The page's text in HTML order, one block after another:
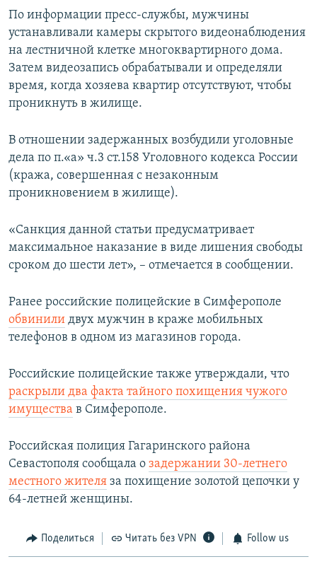
По информации пресс-службы, мужчины
устанавливали камеры скрытого видеонаблюдения
на лестничной клетке многоквартирного дома.
Затем видеозапись обрабатывали и определяли
время, когда хозяева квартир отсутствуют, чтобы
проникнуть в жилище.
В отношении задержанных возбудили уголовные
дела по п.«а» ч.3 ст.158 Уголовного кодекса России
(кража, совершенная с незаконным
проникновением в жилище).
«Санкция данной статьи предусматривает
максимальное наказание в виде лишения свободы
сроком до шести лет», – отмечается в сообщении.
Ранее российские полицейские в Симферополе
обвинили двух мужчин в краже мобильных
телефонов в одном из магазинов города.
Российские полицейские также утверждали, что
раскрыли два факта тайного похищения чужого
имущества в Симферополе.
Российская полиция Гагаринского района
Севастополя сообщала о задержании 30-летнего
местного жителя за похищение золотой цепочки у
64-летней женщины.​
Поделиться Читать без VPN Follow us